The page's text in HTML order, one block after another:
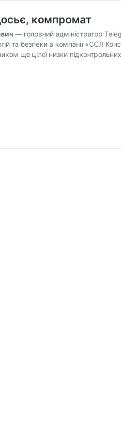
компромат
— головний адміністратор
та безпеки в компанії «ССЛ
ще цілої низки